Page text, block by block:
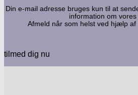
Din e-mail adresse bruges kun til at
information om vores
Afmeld når som helst ved hjælp af
tilmed dig nu